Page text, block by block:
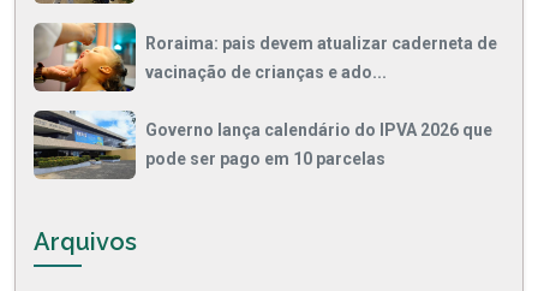
Roraima: pais devem atualizar caderneta de
vacinação de crianças e ado...
Governo lança calendário do IPVA 2026 que
pode ser pago em 10 parcelas
Arquivos